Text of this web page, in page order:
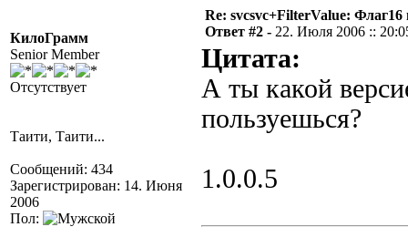
КилоГрамм
Senior Member
Отсутствует
Таити, Таити...
Сообщений: 434
Зарегистрирован: 14. Июня
2006
Пол:
Re: svcsvc+FilterValue: Флаг16
Ответ #2 - 22. Июля 2006 ::
Цитата:
А ты какой
пользуешься?
1.0.0.5